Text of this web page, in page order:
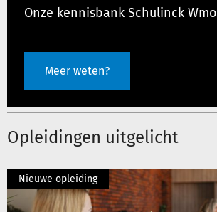
Onze kennisbank Schulinck Wmo
Meer weten?
Opleidingen uitgelicht
Nieuwe opleiding